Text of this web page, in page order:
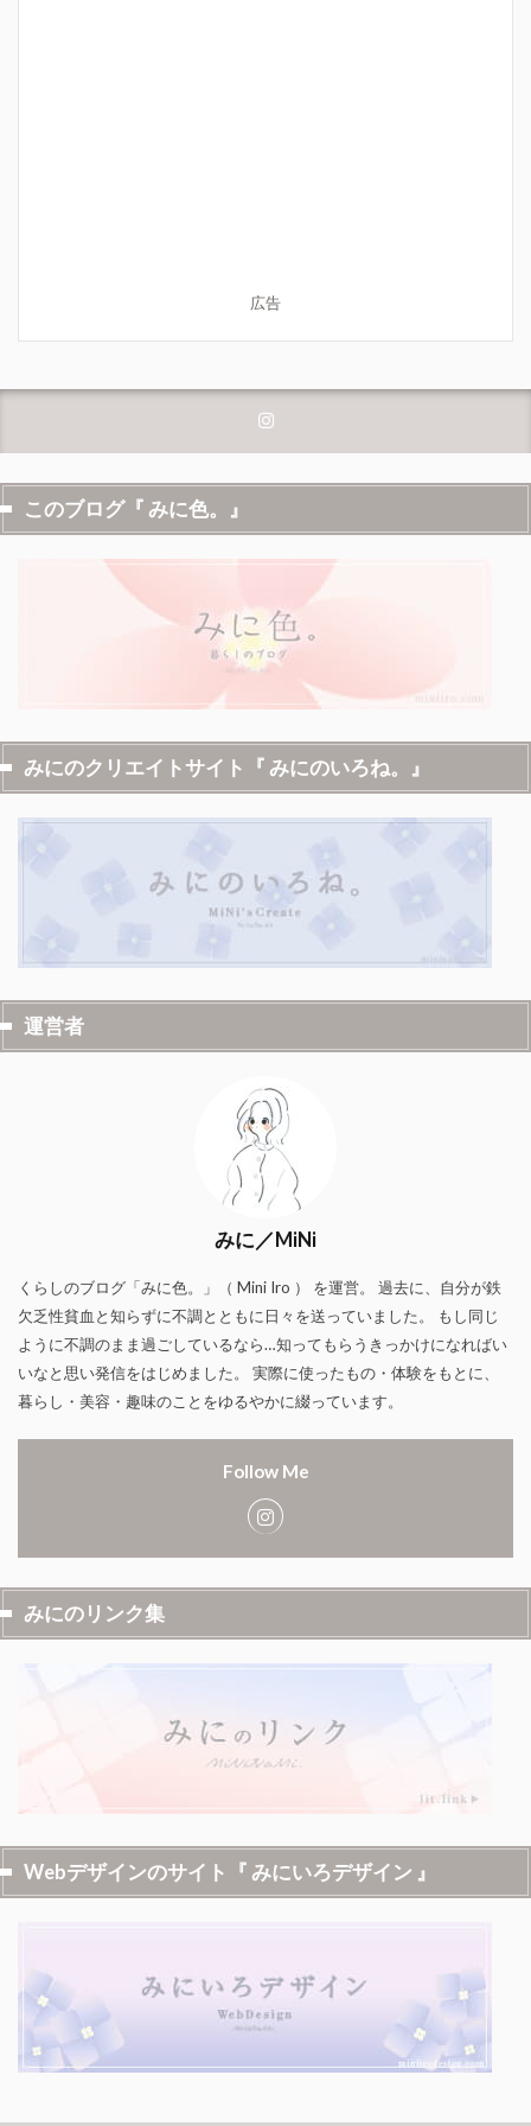
広告
このブログ『 みに色。』
みにのクリエイトサイト『 みにのいろね。』
運営者
みに／MiNi
くらしのブログ「みに色。」（ Mini Iro ） を運営。 過去に、自分が鉄
欠乏性貧血と知らずに不調とともに日々を送っていました。 もし同じ
ように不調のまま過ごしているなら…知ってもらうきっかけになればい
いなと思い発信をはじめました。 実際に使ったもの・体験をもとに、
暮らし・美容・趣味のことをゆるやかに綴っています。
Follow Me
みにのリンク集
Webデザインのサイト『 みにいろデザイン 』